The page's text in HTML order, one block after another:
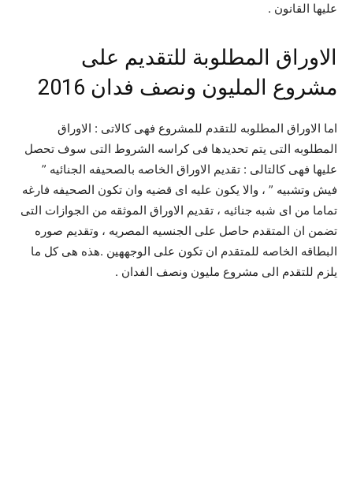
عليها القانون .
الاوراق المطلوبة للتقديم على
مشروع المليون ونصف فدان 2016
اما الاوراق المطلوبه للتقدم للمشروع فهى كالاتى : الاوراق
المطلوبه التى يتم تحديدها فى كراسه الشروط التى سوف تحصل
عليها فهى كالتالى : تقديم الاوراق الخاصه بالصحيفه الجنائيه ”
فيش وتشبيه ” ، والا يكون عليه اى قضيه وان تكون الصحيفه فارغه
تماما من اى شبه جنائيه ، تقديم الاوراق الموثقه من الجوازات التى
تضمن ان المتقدم حاصل على الجنسيه المصريه ، وتقديم صوره
البطاقه الخاصه للمتقدم ان تكون على الوجههين .هذه هى كل ما
يلزم للتقدم الى مشروع مليون ونصف الفدان .